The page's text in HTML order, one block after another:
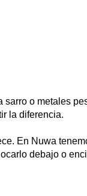
o metales
la diferencia.
En Nuwa
debajo o